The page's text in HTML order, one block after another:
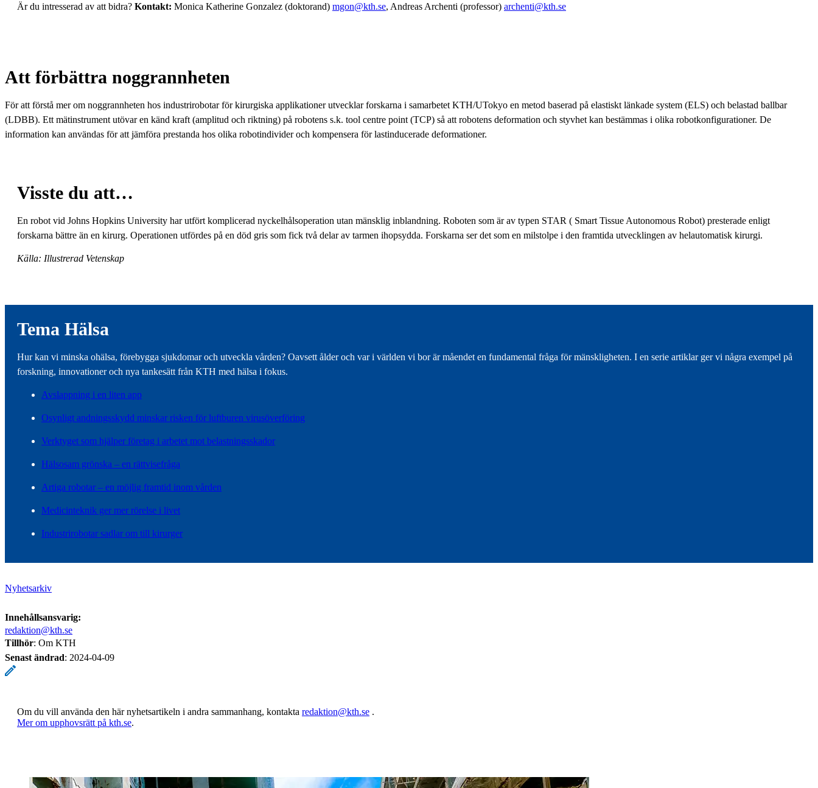
Är du intresserad av att bidra? Kontakt: Monica Katherine Gonzalez (doktorand) mgon@kth.se, Andreas Archenti (professor) archenti@kth.se
Att förbättra noggrannheten
För att förstå mer om noggrannheten hos industrirobotar för kirurgiska applikationer utvecklar forskarna i samarbetet KTH/UTokyo en metod baserad på elastiskt länkade system (ELS) och belastad ballbar
(LDBB). Ett mätinstrument utövar en känd kraft (amplitud och riktning) på robotens s.k. tool centre point (TCP) så att robotens deformation och styvhet kan bestämmas i olika robotkonfigurationer. De
information kan användas för att jämföra prestanda hos olika robotindivider och kompensera för lastinducerade deformationer.
Visste du att…
En robot vid Johns Hopkins University har utfört komplicerad nyckelhålsoperation utan mänsklig inblandning. Roboten som är av typen STAR ( Smart Tissue Autonomous Robot) presterade enligt
forskarna bättre än en kirurg. Operationen utfördes på en död gris som fick två delar av tarmen ihopsydda. Forskarna ser det som en milstolpe i den framtida utvecklingen av helautomatisk kirurgi.
Källa: Illustrerad Vetenskap
Tema Hälsa
Hur kan vi minska ohälsa, förebygga sjukdomar och utveckla vården? Oavsett ålder och var i världen vi bor är måendet en fundamental fråga för mänskligheten. I en serie artiklar ger vi några exempel på
forskning, innovationer och nya tankesätt från KTH med hälsa i fokus.
Avslappning i en liten app
Osynligt andningsskydd minskar risken för luftburen virusöverföring
Verktyget som hjälper företag i arbetet mot belastningsskador
Hälsosam grönska – en rättvisefråga
Artiga robotar – en möjlig framtid inom vården
Medicinteknik ger mer rörelse i livet
Industrirobotar sadlar om till kirurger
Nyhetsarkiv
Innehållsansvarig:
redaktion@kth.se
Tillhör: Om KTH
Senast ändrad: 2024-04-09
Om du vill använda den här nyhetsartikeln i andra sammanhang, kontakta redaktion@kth.se .
​​​​​​​Mer om upphovsrätt på kth.se​​​​​​​​​​​​​​.